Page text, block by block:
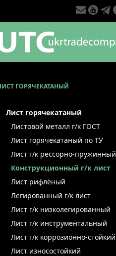
ГОРЯЧЕКАТАНЫЙ
Лист горячекатаный
Листовой металл г/к ГОСТ
Лист горячекатаный по ТУ
Лист г/к рессорно-пружинный
Конструкционный г/к лист
Лист рифлёный
Легированный г/к лист
Лист г/к низколегированный
Лист г/к инструментальный
Лист г/к коррозионно-стойкий
Лист износостойкий